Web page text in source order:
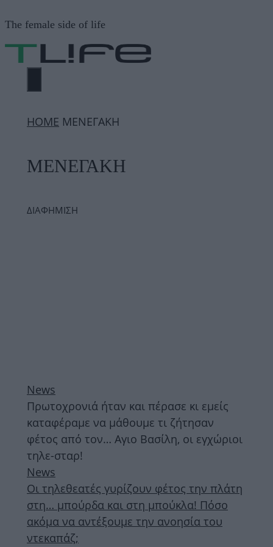
σε
περιεχόμενο
The female side of life
ΜΕΝΟΎ
ΗΟΜΕ ΜΕΝΕΓΑΚΗ
ΜΕΝΕΓΑΚΗ
ΔΙΑΦΗΜΙΣΗ
News
Πρωτοχρονιά ήταν και πέρασε κι εμείς
καταφέραμε να μάθουμε τι ζήτησαν
φέτος από τον… Αγιο Βασίλη, οι εγχώριοι
τηλε-σταρ!
News
Οι τηλεθεατές γυρίζουν φέτος την πλάτη
στη… μπούρδα και στη μπούκλα! Πόσο
ακόμα να αντέξουμε την ανοησία του
ντεκαπάζ;